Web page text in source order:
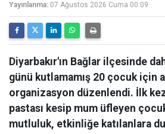
Yayınlanma: 07 Ağustos 2026 Cuma 00:09
Diyarbakır'ın Bağlar ilçesinde
günü kutlamamış 20 çocuk için
organizasyon düzenlendi. İlk
pastası kesip mum üfleyen
mutluluk, etkinliğe katılanlara